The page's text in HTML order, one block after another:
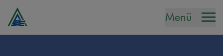
Menü